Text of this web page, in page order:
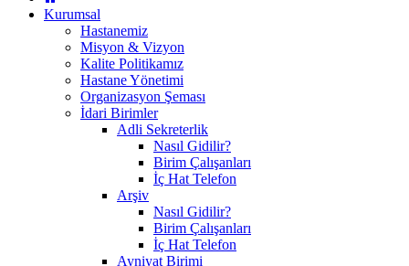
Kurumsal
Hastanemiz
Misyon & Vizyon
Kalite Politikamız
Hastane Yönetimi
Organizasyon Şeması
İdari Birimler
Adli Sekreterlik
Nasıl Gidilir?
Birim Çalışanları
İç Hat Telefon
Arşiv
Nasıl Gidilir?
Birim Çalışanları
İç Hat Telefon
Ayniyat Birimi